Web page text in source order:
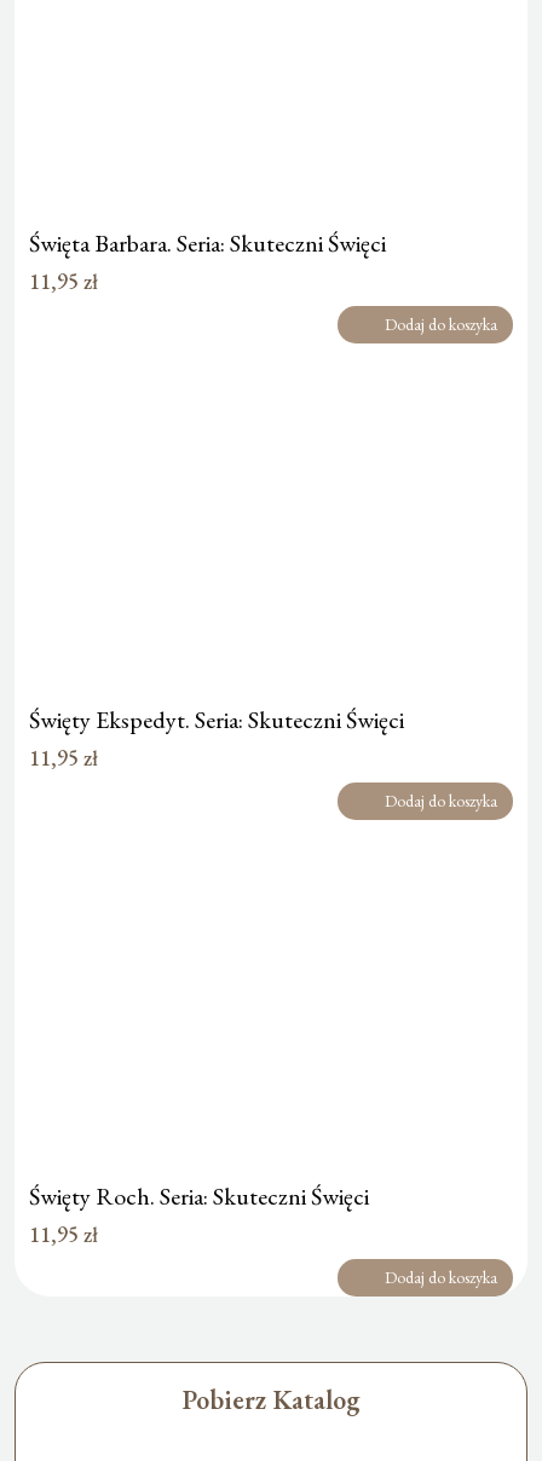
Święta Barbara. Seria: Skuteczni Święci
11,95 zł
Dodaj do koszyka
Święty Ekspedyt. Seria: Skuteczni Święci
11,95 zł
Dodaj do koszyka
Święty Roch. Seria: Skuteczni Święci
11,95 zł
Dodaj do koszyka
Pobierz Katalog